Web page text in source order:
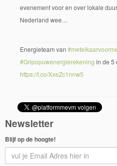
evenement voor en over lokale
Nederland wee…
Energieteam van
#Gripopuwenergierekening in de 5
https://t.co/XxeZc1nnw5
Newsletter
Blijf op de hoogte!